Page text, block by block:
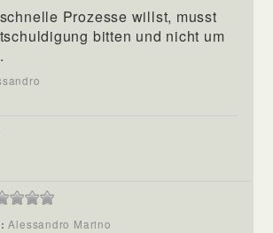
Prozesse willst, musst
bitten und nicht um
Alessandro Marino